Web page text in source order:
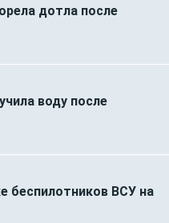
дотла после
воду после
беспилотников ВСУ на